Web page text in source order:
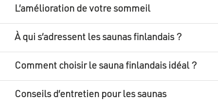
L’amélioration de votre sommeil
À qui s’adressent les saunas finlandais ?
Comment choisir le sauna finlandais idéal ?
Conseils d’entretien pour les saunas